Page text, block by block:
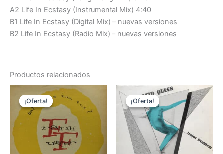
A2 Life In Ecstasy (Instrumental Mix) 4:40
B1 Life In Ecstasy (Digital Mix) – nuevas versiones
B2 Life In Ecstasy (Radio Mix) – nuevas versiones
Productos relacionados
¡Oferta!
¡Oferta! ¡Oferta!
¡Oferta!